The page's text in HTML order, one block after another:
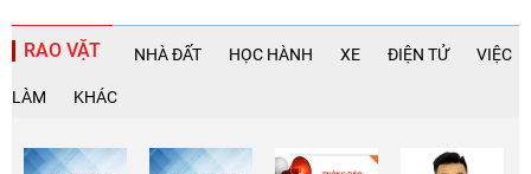
RAO VẶT NHÀ ĐẤT HỌC HÀNH XE ĐIỆN TỬ VIỆC
LÀM KHÁC